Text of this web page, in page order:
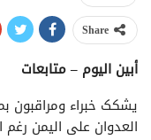
Share
أبين اليوم – متابعات
يشکک خبراء ومراقبون
العدوان علی اليمن